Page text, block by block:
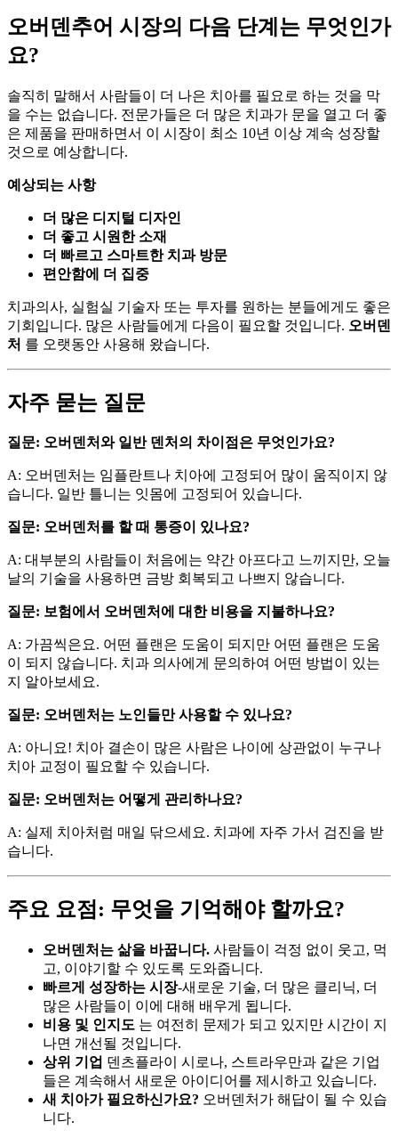
오버덴추어 시장의 다음 단계는 무엇인가
요?
솔직히 말해서 사람들이 더 나은 치아를 필요로 하는 것을 막
을 수는 없습니다. 전문가들은 더 많은 치과가 문을 열고 더 좋
은 제품을 판매하면서 이 시장이 최소 10년 이상 계속 성장할
것으로 예상합니다.
예상되는 사항
더 많은 디지털 디자인
더 좋고 시원한 소재
더 빠르고 스마트한 치과 방문
편안함에 더 집중
치과의사, 실험실 기술자 또는 투자를 원하는 분들에게도 좋은
기회입니다. 많은 사람들에게 다음이 필요할 것입니다. 오버덴
처 를 오랫동안 사용해 왔습니다.
자주 묻는 질문
질문: 오버덴처와 일반 덴처의 차이점은 무엇인가요?
A: 오버덴처는 임플란트나 치아에 고정되어 많이 움직이지 않
습니다. 일반 틀니는 잇몸에 고정되어 있습니다.
질문: 오버덴처를 할 때 통증이 있나요?
A: 대부분의 사람들이 처음에는 약간 아프다고 느끼지만, 오늘
날의 기술을 사용하면 금방 회복되고 나쁘지 않습니다.
질문: 보험에서 오버덴처에 대한 비용을 지불하나요?
A: 가끔씩은요. 어떤 플랜은 도움이 되지만 어떤 플랜은 도움
이 되지 않습니다. 치과 의사에게 문의하여 어떤 방법이 있는
지 알아보세요.
질문: 오버덴처는 노인들만 사용할 수 있나요?
A: 아니요! 치아 결손이 많은 사람은 나이에 상관없이 누구나
치아 교정이 필요할 수 있습니다.
질문: 오버덴처는 어떻게 관리하나요?
A: 실제 치아처럼 매일 닦으세요. 치과에 자주 가서 검진을 받
습니다.
주요 요점: 무엇을 기억해야 할까요?
오버덴처는 삶을 바꿉니다. 사람들이 걱정 없이 웃고, 먹
고, 이야기할 수 있도록 도와줍니다.
빠르게 성장하는 시장-새로운 기술, 더 많은 클리닉, 더
많은 사람들이 이에 대해 배우게 됩니다.
비용 및 인지도 는 여전히 문제가 되고 있지만 시간이 지
나면 개선될 것입니다.
상위 기업 덴츠플라이 시로나, 스트라우만과 같은 기업
들은 계속해서 새로운 아이디어를 제시하고 있습니다.
새 치아가 필요하신가요? 오버덴처가 해답이 될 수 있습
니다.